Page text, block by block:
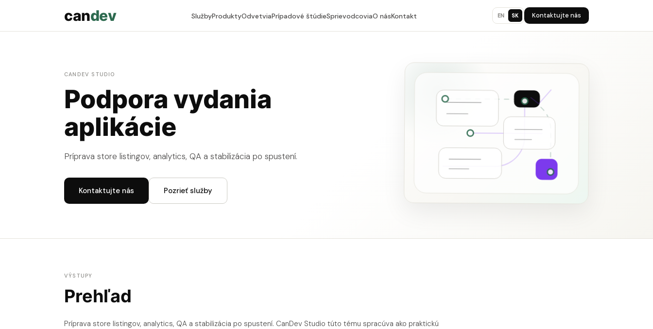
candev SlužbyProduktyOdvetviaPrípadové štúdieSprievodcoviaO násKontakt EN SK Kontaktujte nás
CANDEV STUDIO
Podpora vydania
aplikácie
Príprava store listingov, analytics, QA a stabilizácia po spustení.
Kontaktujte nás Pozrieť služby
VÝSTUPY
Prehľad
Príprava store listingov, analytics, QA a stabilizácia po spustení. CanDev Studio túto tému spracúva ako praktickú